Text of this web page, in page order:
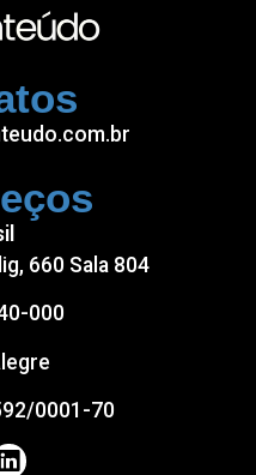
660 Sala 804
000
0001-70